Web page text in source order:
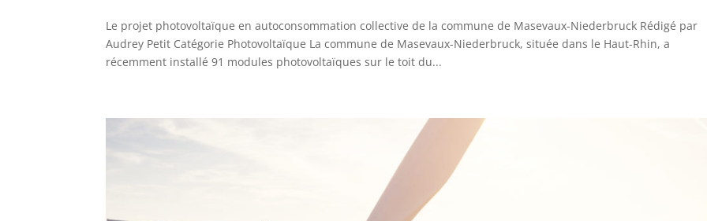
Le projet photovoltaïque en autoconsommation collective de la commune de Masevaux-Niederbruck Rédigé par
Audrey Petit Catégorie Photovoltaïque La commune de Masevaux-Niederbruck, située dans le Haut-Rhin, a
récemment installé 91 modules photovoltaïques sur le toit du...